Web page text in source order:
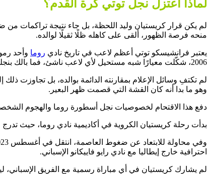
لماذا اعتزل نجل توتي كرة القدم؟
لم يكن قرار كريستيان وليد اللحظة، بل جاء نتيجة تراكمات
منحه فرصة الظهور، ألقى على كاهله ظلًا ثقيلًا لوالده.
يعتبر فرانشيسكو توتي أعظم لاعب في تاريخ نادي روما
2006، شكّلت معيارًا شبه مستحيل لأي لاعب ناشئ، فما بالك بنجله الذي تلاحقه الكاميرات في كل خطوة.
لم تكتفِ وسائل الإعلام بمقارنته الدائمة بوالده، بل تجاوزت
وهو ما بدا أنه كان القشة التي قصمت ظهر البعير.
دفع هذا الاقتحام لخصوصيات نجل أسطورة روما والهجوم
بدأت رحلة كريستيان الكروية في أكاديمية نادي روما، حيث تدرج في فرق الشباب تحت 17
احترافية خارج إيطاليا مع نادي رايو فاييكانو الإسباني.
لم يشارك كريستيان في أي مباراة رسمية مع الفريق الإسباني، ليعود إلى إيطاليا بعد 6 أشهر فقط من